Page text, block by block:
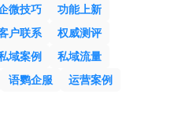
微技巧
功能上新
户联系
权威测评
域案例
私域流量
语鹦企服 运营案例